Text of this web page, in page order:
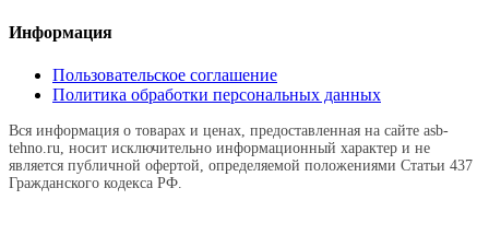
Информация
Пользовательское соглашение
Политика обработки персональных данных
Вся информация о товарах и ценах, предоставленная на сайте asb-
tehno.ru, носит исключительно информационный характер и не
является публичной офертой, определяемой положениями Статьи 437
Гражданского кодекса РФ.